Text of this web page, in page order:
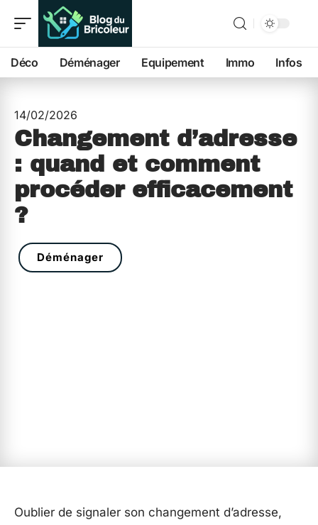
Déco Déménager Equipement Immo Infos
14/02/2026
Changement d’adresse
: quand et comment
procéder efficacement
?
Déménager
Oublier de signaler son changement d’adresse,